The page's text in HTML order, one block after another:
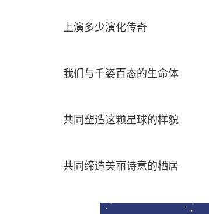
上演多少演化传奇
我们与千姿百态的生命体
共同塑造这颗星球的样貌
共同缔造美丽诗意的栖居